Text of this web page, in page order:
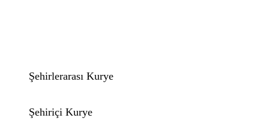
Şehirlerarası Kurye
Şehiriçi Kurye